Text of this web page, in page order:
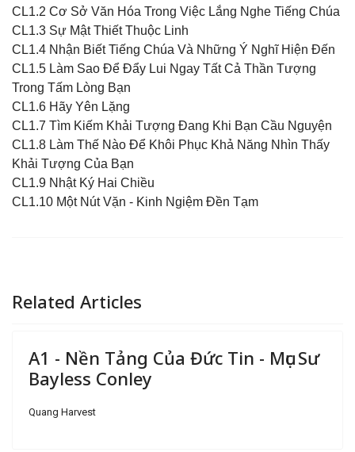
CL1.2 Cơ Sở Văn Hóa Trong Việc Lắng Nghe Tiếng Chúa
CL1.3 Sự Mật Thiết Thuộc Linh
CL1.4 Nhận Biết Tiếng Chúa Và Những Ý Nghĩ Hiện Đến
CL1.5 Làm Sao Để Đẩy Lui Ngay Tất Cả Thần Tượng
Trong Tấm Lòng Bạn
CL1.6 Hãy Yên Lặng
CL1.7 Tìm Kiếm Khải Tượng Đang Khi Bạn Cầu Nguyện
CL1.8 Làm Thế Nào Để Khôi Phục Khả Năng Nhìn Thấy
Khải Tượng Của Bạn
CL1.9 Nhật Ký Hai Chiều
CL1.10 Một Nút Vặn - Kinh Ngiệm Đền Tạm
Related Articles
A1 - Nền Tảng Của Đức Tin - Mục Sư
Bayless Conley
Quang Harvest